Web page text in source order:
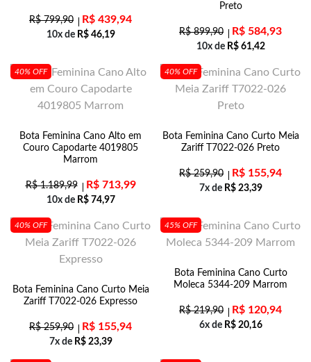
R$799,90 R$ 439,94
10x de R$46,19
Preto
R$899,90 R$ 584,93
10x de R$61,42
40% OFF
Bota Feminina Cano Alto em
Couro Capodarte 4019805
Marrom
R$1.189,99 R$713,99
10x de R$74,97
40% OFF
Bota Feminina Cano Curto Meia
Zariff T7022-026 Preto
R$259,90 R$ 155,94
7x de R$23,39
40% OFF
Bota Feminina Cano Curto Meia
Zariff T7022-026 Expresso
R$259,90 R$ 155,94
7x de R$23,39
45% OFF
Bota Feminina Cano Curto
Moleca 5344-209 Marrom
R$219,90 R$ 120,94
6x de R$20,16